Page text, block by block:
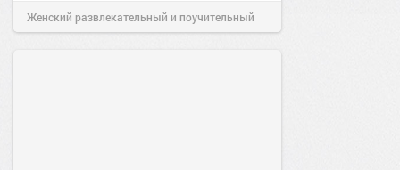
Женский развлекательный и поучительный